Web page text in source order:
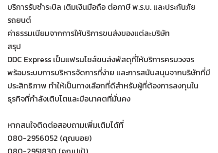
บริการรับชำระบิล เติมเงินมือถือ ต่อภาษี พ.ร.บ. และประกันภัย
รถยนต์
ค่าธรรมเนียมจากการให้บริการขนส่งของแต่ละบริษัท
สรุป
DDC Express เป็นแฟรนไชส์ขนส่งพัสดุที่ให้บริการครบวงจร
พร้อมระบบการบริหารจัดการที่ง่าย และการสนับสนุนจากบริษัทที่มี
ประสิทธิภาพ ทำให้เป็นทางเลือกที่ดีสำหรับผู้ที่ต้องการลงทุนใน
ธุรกิจที่กำลังเติบโตและมีอนาคตที่มั่นคง
หากสนใจติดต่อสอบถามเพิ่มเติมได้ที่
080-2956052 (คุณบอย)